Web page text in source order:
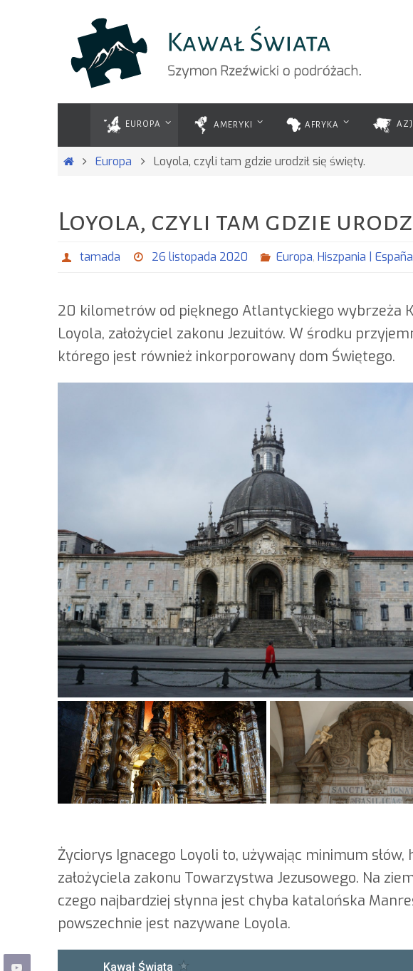
treści
EUROPA AMERYKI AFRYKA
StronaEuropa Loyola, czyli tam gdzie urodził się święty.
Loyola, czyli tam gdzie
tamada 26 listopada 2020 Europa, Hiszpania | España
20 kilometrów od pięknego Atlantyckiego wybrzeża
Loyola, założyciel zakonu Jezuitów. W środku
którego jest również inkorporowany dom Świętego.
Życiorys Ignacego Loyoli to, używając minimum
założyciela zakonu Towarzystwa Jezusowego. Na
czego najbardziej słynna jest chyba katalońska
powszechnie jest nazywane Loyola.